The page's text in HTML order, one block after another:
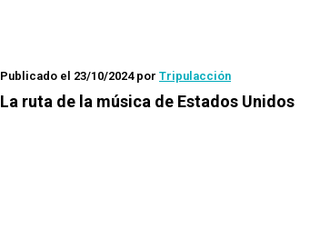
Publicado el 23/10/2024por Tripulacción
La ruta de la música de Estados Unidos